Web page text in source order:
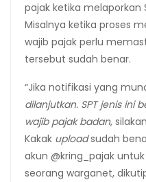
pajak ketika melaporkan
Misalnya ketika proses
wajib pajak perlu
tersebut sudah benar.
“Jika notifikasi yang
dilanjutkan. SPT jenis ini
wajib pajak badan,
Kakak uploadsudah
akun @kring_pajak
seorang warganet,